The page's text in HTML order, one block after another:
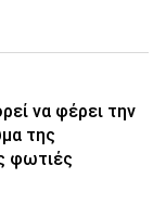
να φέρει την
της
φωτιές